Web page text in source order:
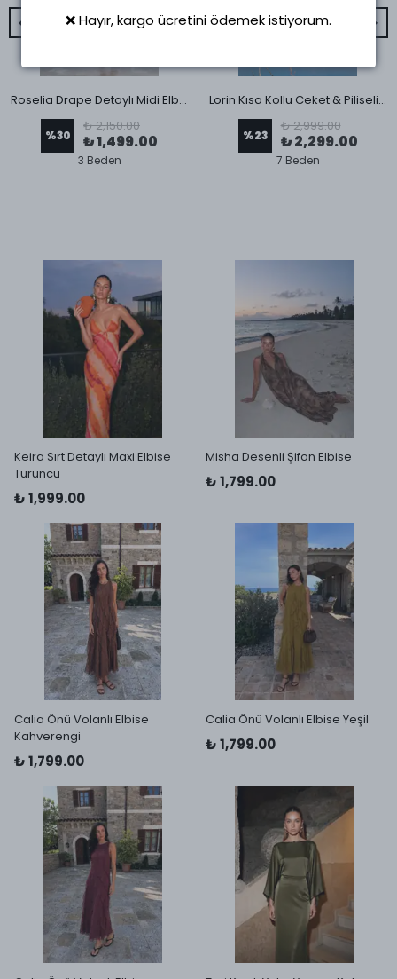
Roselia Drape Detaylı Midi Elbise Gri
%30
₺ 2,150.00
₺ 1,499.00
3 Beden
Lorin Kısa Kollu Ceket & Piliseli Etek Takım Puantiye
%23
₺ 2,999.00
₺ 2,299.00
7 Beden
Keira Sırt Detaylı Maxi Elbise
Turuncu
₺ 1,999.00
Misha Desenli Şifon Elbise
₺ 1,799.00
Calia Önü Volanlı Elbise
Kahverengi
₺ 1,799.00
Calia Önü Volanlı Elbise Yeşil
₺ 1,799.00
❌ Hayır, kargo ücretini ödemek istiyorum.